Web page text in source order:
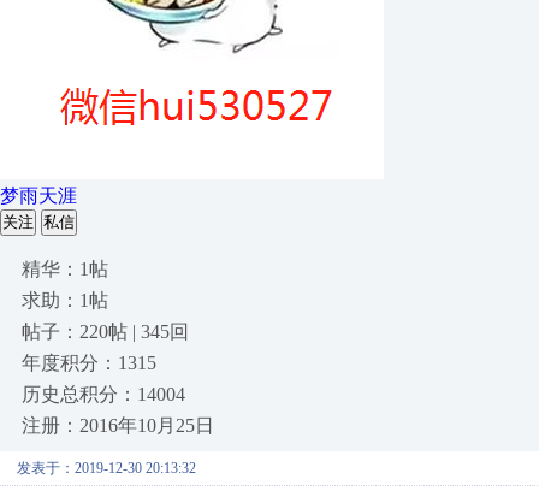
梦雨天涯
关注 私信
精华：1帖
求助：1帖
帖子：220帖 | 345回
年度积分：1315
历史总积分：14004
注册：2016年10月25日
发表于：2019-12-30 20:13:32